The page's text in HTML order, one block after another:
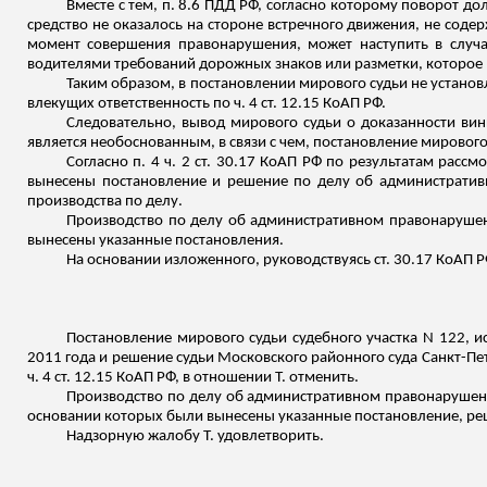
Вместе с тем, п. 8.6 ПДД РФ, согласно которому поворот
средство не оказалось на стороне встречного движения, не
момент совершения правонарушения, может наступить в
водителями требований дорожных знаков или разметки,
Таким образом, в постановлении мирового судьи не
влекущих ответственность по ч. 4 ст. 12.15 КоАП РФ.
Следовательно, вывод мирового судьи о доказанности
является необоснованным, в связи с чем, постановление
Согласно п. 4 ч. 2 ст. 30.17 КоАП РФ по результатам
вынесены постановление и решение по делу об
производства по делу.
Производство по делу об административном
вынесены указанные постановления.
На основании изложенного, руководствуясь ст. 30.17 КоАП
Постановление мирового судьи судебного участка N 122,
2011 года и решение судьи Московского районного суда Санкт-
ч. 4 ст. 12.15 КоАП РФ, в отношении Т. отменить.
Производство по делу об административном
основании которых были вынесены указанные постановление,
Надзорную жалобу Т. удовлетворить.